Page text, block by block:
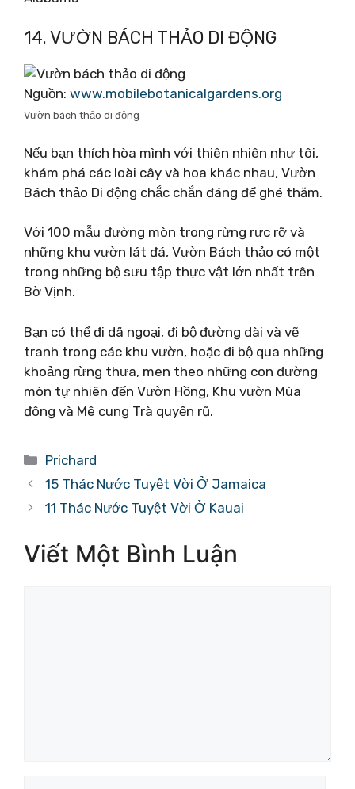
14. VƯỜN BÁCH THẢO DI ĐỘNG
Nguồn: www.mobilebotanicalgardens.org
Vườn bách thảo di động
Nếu bạn thích hòa mình với thiên nhiên như tôi,
khám phá các loài cây và hoa khác nhau, Vườn
Bách thảo Di động chắc chắn đáng để ghé thăm.
Với 100 mẫu đường mòn trong rừng rực rỡ và
những khu vườn lát đá, Vườn Bách thảo có một
trong những bộ sưu tập thực vật lớn nhất trên
Bờ Vịnh.
Bạn có thể đi dã ngoại, đi bộ đường dài và vẽ
tranh trong các khu vườn, hoặc đi bộ qua những
khoảng rừng thưa, men theo những con đường
mòn tự nhiên đến Vườn Hồng, Khu vườn Mùa
đông và Mê cung Trà quyến rũ.
Danh
mục
Prichard
15 Thác Nước Tuyệt Vời Ở Jamaica
11 Thác Nước Tuyệt Vời Ở Kauai
Viết Một Bình Luận